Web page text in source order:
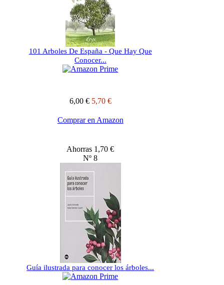
101 Arboles De España - Que Hay Que
Conocer...
6,00 € 5,70 €
Comprar en Amazon
Ahorras 1,70 €
Nº 8
Guía ilustrada para conocer los árboles...